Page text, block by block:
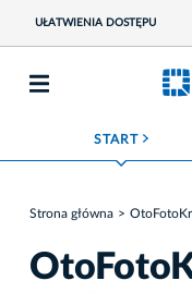
UŁATWIENIA DOSTĘPU
START ROZWIŃ MENU
Strona główna